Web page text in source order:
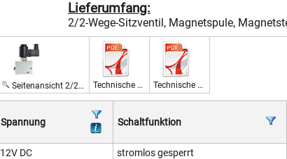
Lieferumfang:
2/2-Wege-Sitzventil, Magnetspule,
Seitenansicht 2/2-Wege-Sitzventil, Nenngröße 6 (Typ AC) Technische Daten 12 V, 24 V Technische Daten 230 V
Spannung Schaltfunktion
12V DC stromlos gesperrt